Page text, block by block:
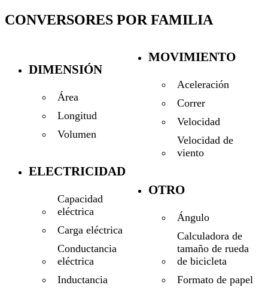
CONVERSORES POR FAMILIA
DIMENSIÓN
Área
Longitud
Volumen
ELECTRICIDAD
Capacidad
eléctrica
Carga eléctrica
Conductancia
eléctrica
Inductancia
MOVIMIENTO
Aceleración
Correr
Velocidad
Velocidad de
viento
OTRO
Ángulo
Calculadora de
tamaño de rueda
de bicicleta
Formato de papel